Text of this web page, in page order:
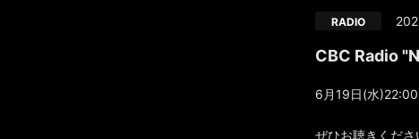
RADIO
CBC Radio
6月19日(水)22:00
ぜひお聴きくださ